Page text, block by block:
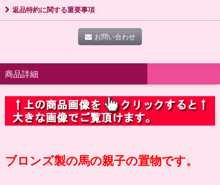
返品特約に関する重要事項
お問い合わせ
商品詳細
ブロンズ製の馬の親子の置物です。